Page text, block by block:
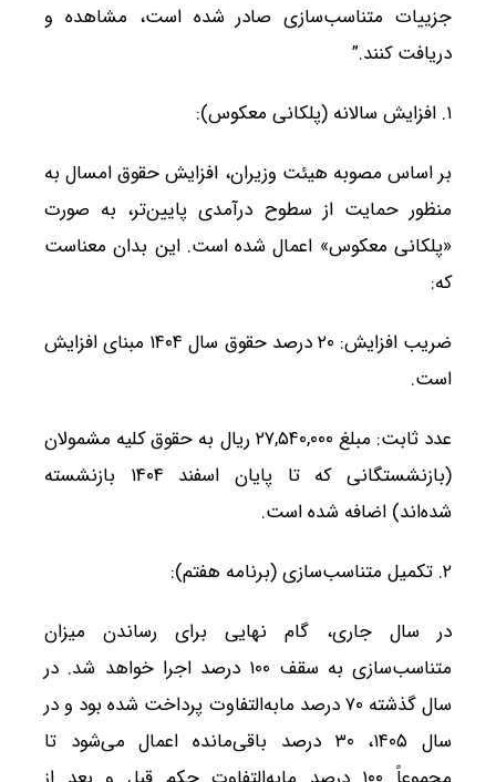
جزییات متناسب‌سازی صادر شده است، مشاهده و
دریافت کنند.”
بر اساس مصوبه هیئت وزیران، افزایش حقوق امسال به
منظور حمایت از سطوح درآمدی پایین‌تر، به صورت
«پلکانی معکوس» اعمال شده است. این بدان معناست
که:
ضریب افزایش: ۲۰ درصد حقوق سال ۱۴۰۴ مبنای افزایش
است.
عدد ثابت: مبلغ ۲۷,۵۴۰,۰۰۰ ریال به حقوق کلیه مشمولان
(بازنشستگانی که تا پایان اسفند ۱۴۰۴ بازنشسته
شده‌اند) اضافه شده است.
۲. تکمیل متناسب‌سازی (برنامه هفتم):
در سال جاری، گام نهایی برای رساندن میزان
متناسب‌سازی به سقف ۱۰۰ درصد اجرا خواهد شد. در
سال گذشته ۷۰ درصد مابه‌التفاوت پرداخت شده بود و در
سال ۱۴۰۵، ۳۰ درصد باقی‌مانده اعمال می‌شود تا